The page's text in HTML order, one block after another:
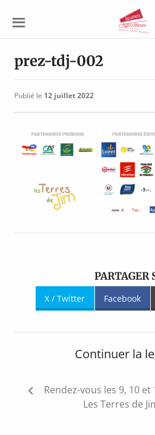
Agriculteurs
prez-tdj-002
Publié le 12 juillet 2022
PARTAGER
X / Twitter Facebook
Continuer la
Navigation
de
Rendez-vous les 9, 10
Les Terres de